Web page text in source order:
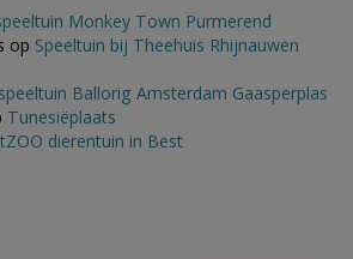
Monkey Town Purmerend
op Speeltuin bij Theehuis Rhijnauwen
Ballorig Amsterdam Gaasperplas
Tunesiëplaats
dierentuin in Best